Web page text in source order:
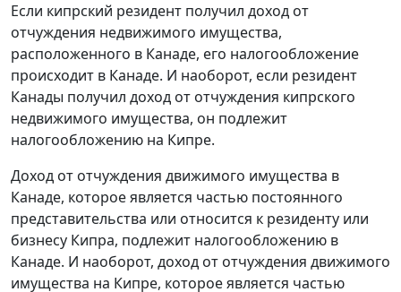
Если кипрский резидент получил доход от
отчуждения недвижимого имущества,
расположенного в Канаде, его налогообложение
происходит в Канаде. И наоборот, если резидент
Канады получил доход от отчуждения кипрского
недвижимого имущества, он подлежит
налогообложению на Кипре.
Доход от отчуждения движимого имущества в
Канаде, которое является частью постоянного
представительства или относится к резиденту или
бизнесу Кипра, подлежит налогообложению в
Канаде. И наоборот, доход от отчуждения движимого
имущества на Кипре, которое является частью